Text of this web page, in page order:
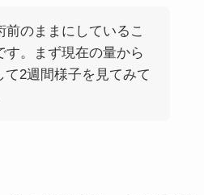
前のままにしているこ
す。まず現在の量から
て2週間様子を見てみて